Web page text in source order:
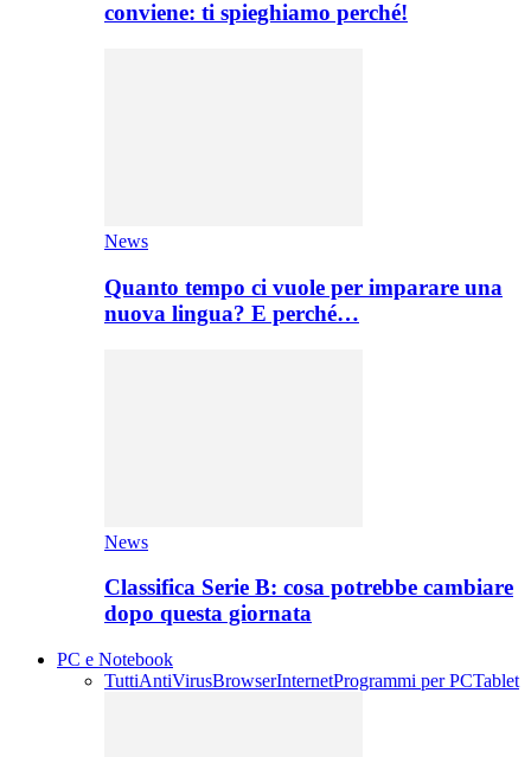
conviene: ti spieghiamo perché!
News
Quanto tempo ci vuole per imparare una
nuova lingua? E perché…
News
Classifica Serie B: cosa potrebbe cambiare
dopo questa giornata
PC e Notebook
TuttiAntiVirusBrowserInternetProgrammi per PCTablet